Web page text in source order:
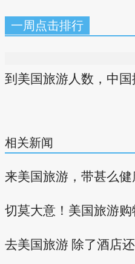
一周点击排行
到美国旅游人数，中国
相关新闻
来美国旅游，带甚么健
切莫大意！美国旅游
去美国旅游 除了酒店